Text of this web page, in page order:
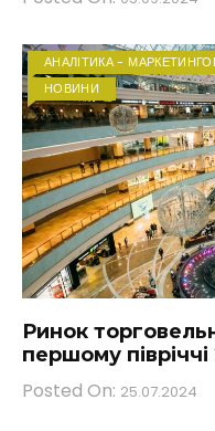
АНАЛІТИКА -
НОВИНИ
Ринок
першому
Posted On: 25.07.2024